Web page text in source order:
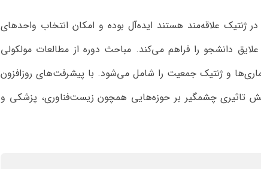
ژنتیک علاقه‌مند هستند ایده‌آل بوده و امکان انتخاب واحدهای
دانشجو را فراهم می‌کند. مباحث دوره از مطالعات مولکولی
و ژنتیک جمعیت را شامل می‌شود. با پیشرفت‌های روزافزون
تاثیری چشمگیر بر حوزه‌هایی همچون زیست‌فناوری، پزشکی و